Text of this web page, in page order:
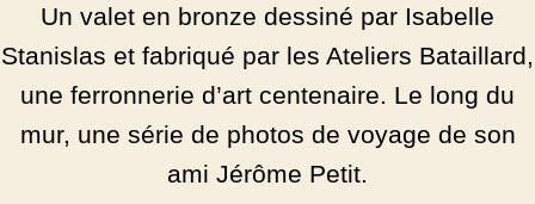
Un valet en bronze dessiné par Isabelle
Stanislas et fabriqué par les Ateliers Bataillard,
une ferronnerie d’art centenaire. Le long du
mur, une série de photos de voyage de son
ami Jérôme Petit.